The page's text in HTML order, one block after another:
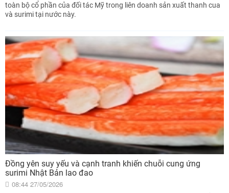
toàn bộ cổ phần của đối tác Mỹ trong liên doanh sản xuất thanh cua
và surimi tại nước này.
Đồng yên suy yếu và cạnh tranh khiến chuỗi cung ứng
surimi Nhật Bản lao đao
08:44 27/05/2026